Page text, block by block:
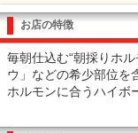
お店の特徴
毎朝仕込む“朝採りホ
ウ」などの希少部位を
ホルモンに合うハイボ